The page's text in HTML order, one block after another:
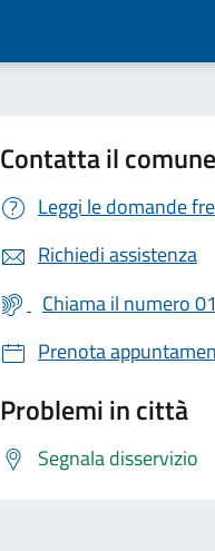
Contatta il comune
Leggi le domande
Richiedi assistenza
Chiama il numero
Prenota
Problemi in città
Segnala disservizio